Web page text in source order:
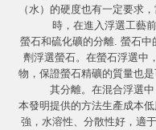
（水）的硬度也有一定要求
時，在進入浮選工藝
螢石和硫化礦的分離. 螢石
劑浮選螢石。在螢石浮選中
物，保證螢石精礦的質量也
其分離。在混合浮選中
本發明提供的方法生產成本
強，水溶性、分散性好，適